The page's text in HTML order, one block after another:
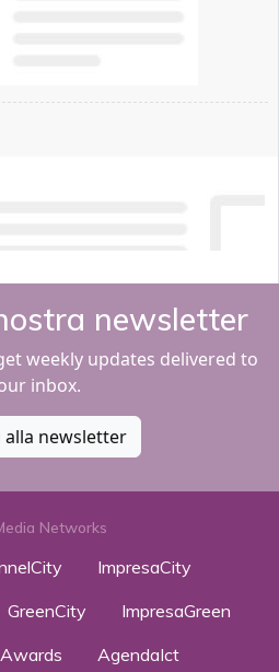
newsletter
weekly updates delivered to
inbox.
newsletter
Networks
ImpresaCity
GreenCity
ImpresaGreen
AgendaIct